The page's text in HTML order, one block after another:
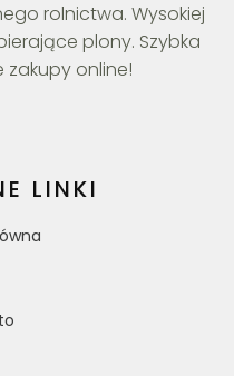
rolnictwa. Wysokiej
plony. Szybka
zakupy online!
LINKI